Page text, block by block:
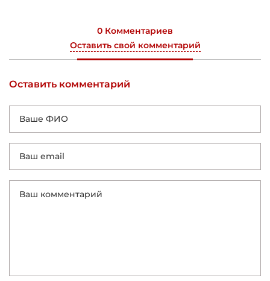
0 Комментариев
Оставить свой комментарий
Оставить комментарий